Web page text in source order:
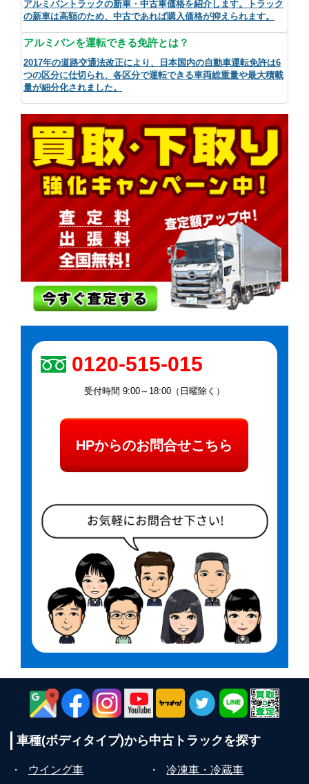
アルミバントラックの新車・中古車価格を紹介します。トラック
の新車は高額のため、中古であれば購入価格が抑えられます。
アルミバンを運転できる免許とは？
2017年の道路交通法改正により、日本国内の自動車運転免許は6
つの区分に仕切られ、各区分で運転できる車両総重量や最大積載
量が細分化されました。
0120-515-015
受付時間 9:00～18:00（日曜除く）
HPからのお問合せこちら
車種(ボディタイプ)から中古トラックを探す
・ ウイング車 ・
冷凍車・冷蔵車